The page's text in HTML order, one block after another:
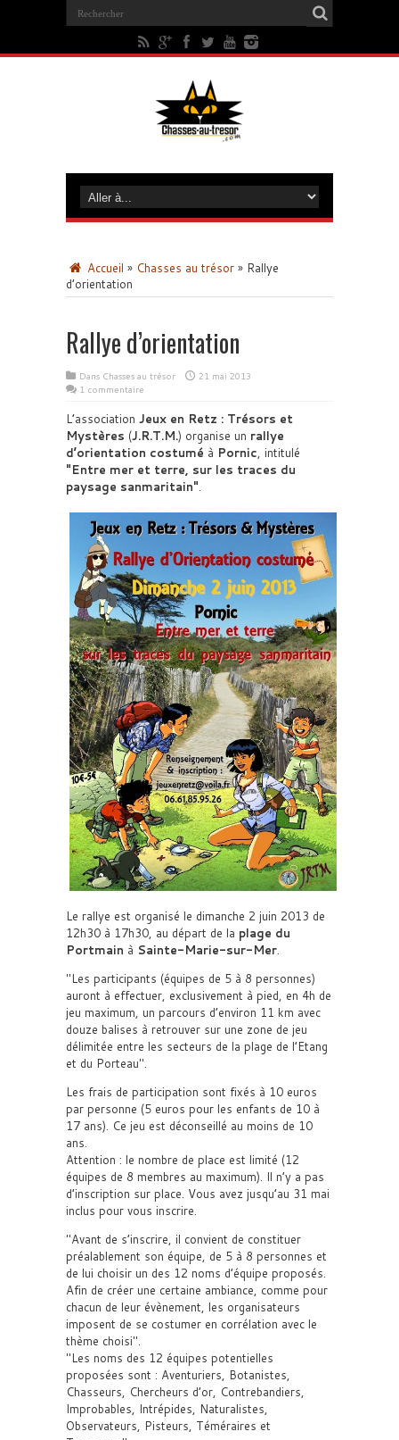
Accueil » Chasses au trésor » Rallye
d’orientation
Rallye d’orientation
Dans Chasses au trésor
21 mai 2013
1 commentaire
L’association Jeux en Retz : Trésors et
Mystères (J.R.T.M.) organise un rallye
d’orientation costumé à Pornic, intitulé
Entre mer et terre, sur les traces du
paysage sanmaritain .
Le rallye est organisé le dimanche 2 juin 2013 de
12h30 à 17h30, au départ de la plage du
Portmain à Sainte-Marie-sur-Mer.
Les participants (équipes de 5 à 8 personnes)
auront à effectuer, exclusivement à pied, en 4h de
jeu maximum, un parcours d’environ 11 km avec
douze balises à retrouver sur une zone de jeu
délimitée entre les secteurs de la plage de l’Etang
et du Porteau .
Les frais de participation sont fixés à 10 euros
par personne (5 euros pour les enfants de 10 à
17 ans). Ce jeu est déconseillé au moins de 10
ans.
Attention : le nombre de place est limité (12
équipes de 8 membres au maximum). Il n’y a pas
d’inscription sur place. Vous avez jusqu’au 31 mai
inclus pour vous inscrire.
Avant de s’inscrire, il convient de constituer
préalablement son équipe, de 5 à 8 personnes et
de lui choisir un des 12 noms d’équipe proposés.
Afin de créer une certaine ambiance, comme pour
chacun de leur évènement, les organisateurs
imposent de se costumer en corrélation avec le
thème choisi .
Les noms des 12 équipes potentielles
proposées sont : Aventuriers, Botanistes,
Chasseurs, Chercheurs d’or, Contrebandiers,
Improbables, Intrépides, Naturalistes,
Observateurs, Pisteurs, Téméraires et